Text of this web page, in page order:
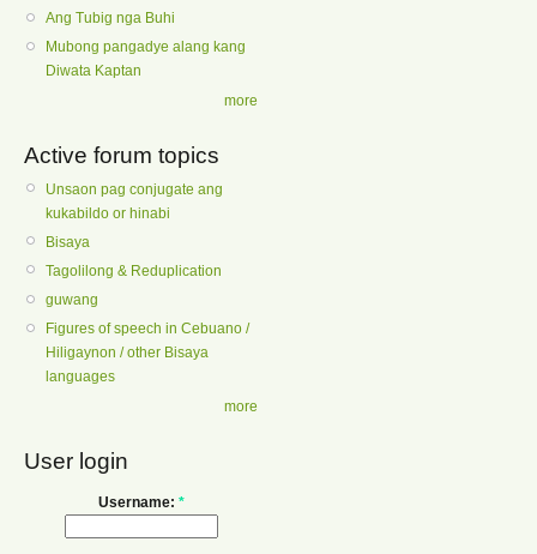
Ang Tubig nga Buhi
Mubong pangadye alang kang
Diwata Kaptan
more
Active forum topics
Unsaon pag conjugate ang
kukabildo or hinabi
Bisaya
Tagolilong & Reduplication
guwang
Figures of speech in Cebuano /
Hiligaynon / other Bisaya
languages
more
User login
Username: *